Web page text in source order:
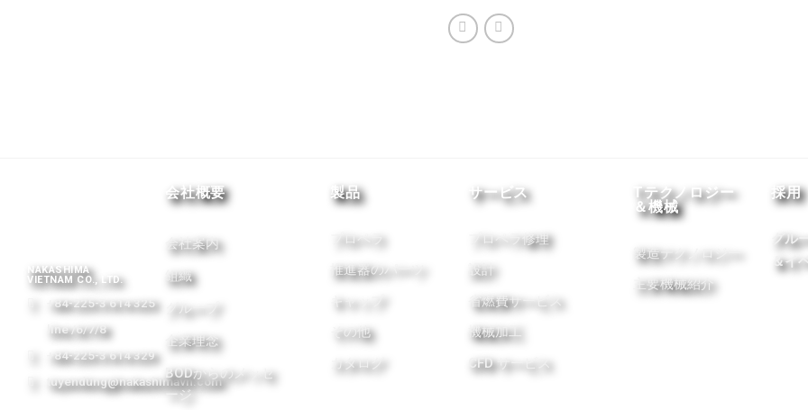
NAKASHIMA
VIETNAM CO., LTD.
+84-225-3 614 325
line /6/7/8
+84-225-3 614 329
tuyendung@nakashimavn.com
会社概要
会社案内
組織
グループ
企業理念
BODからのメッセ
ージ
製品
プロペラ
推進器のパーツ
キャップ
その他
カタログ
サービス
プロペラ修理
設計
省燃費サービス
機械加工
CFD サービス
Tテクノロジー
＆機械
製造テクノロジー
主要機械紹介
採用
グル
＆イ